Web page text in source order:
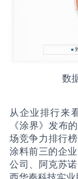
数
从企业排行来
《涂界》发布
场竞争力排行
涂料前三的企
公司、阿克苏